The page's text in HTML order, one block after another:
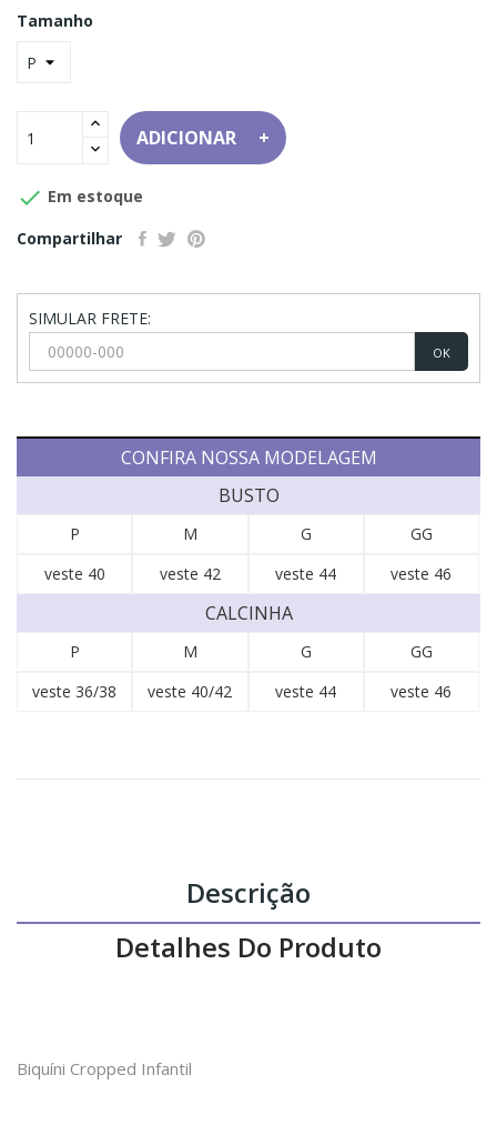
Tamanho
ADICIONAR
 Em estoque
Compartilhar
SIMULAR FRETE:
OK
CONFIRA NOSSA MODELAGEM
BUSTO
P M G
GG
veste 40
veste 42 veste 44 veste 46
CALCINHA
P M G
GG
veste 36/38
veste 40/42 veste 44 veste 46
Descrição
Detalhes Do Produto
Biquíni Cropped Infantil